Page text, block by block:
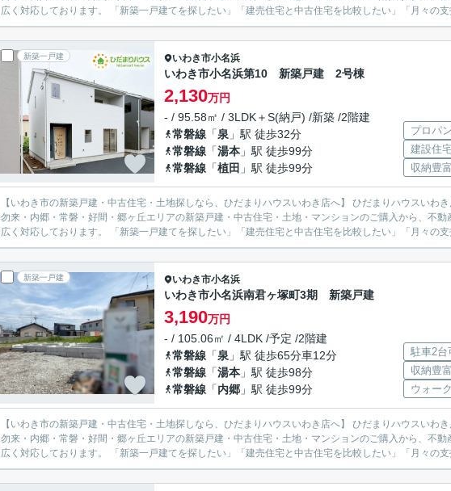
広く対応しております。 「新築一戸建てを探したい」「建売住宅と中古住宅を比較したい」「
新築一戸建 いわき市小名浜
いわき市小名浜第10 新築戸建 2号棟
2,130万円
- / 95.58㎡ / 3LDK＋S(納戸) /新築 /2階建
常磐線 「泉 」駅 徒歩32分
常磐線 「湯本 」駅 徒歩99分
常磐線 「植田 」駅 徒歩99分
プロパ
建設住
収納豊富
【いわき市の新築戸建・中古住宅・土地探しなら、ひだまりハウスいわき店へ】 ひだまりハウスいわき店では、いわき市を中心に、平・小名浜・泉・
勿来・内郷・常磐・好間・郷ヶ丘エリアの新築戸建・中古住宅・土地・マンションのご購入から、不
広く対応しております。 「新築一戸建てを探したい」「建売住宅と中古住宅を比較したい」「
新築一戸建 いわき市小名浜
いわき市小名浜南君ヶ塚町3期 新築戸建
3,190万円
- / 105.06㎡ / 4LDK /予定 /2階建
常磐線 「泉 」駅 徒歩65分車12分
常磐線 「湯本 」駅 徒歩98分
常磐線 「内郷 」駅 徒歩99分
駐車2台
収納豊富
ウォー
【いわき市の新築戸建・中古住宅・土地探しなら、ひだまりハウスいわき店へ】 ひだまりハウスいわき店では、いわき市を中心に、平・小名浜・泉・
勿来・内郷・常磐・好間・郷ヶ丘エリアの新築戸建・中古住宅・土地・マンションのご購入から、不
広く対応しております。 「新築一戸建てを探したい」「建売住宅と中古住宅を比較したい」「